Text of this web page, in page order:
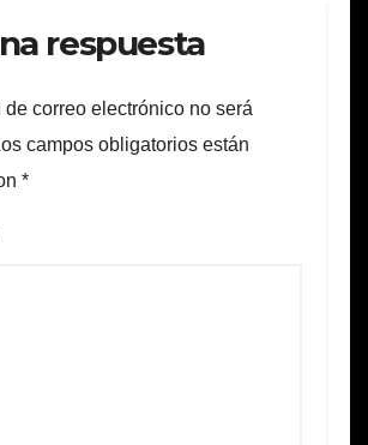
respuesta
de correo electrónico no será
campos obligatorios están
*